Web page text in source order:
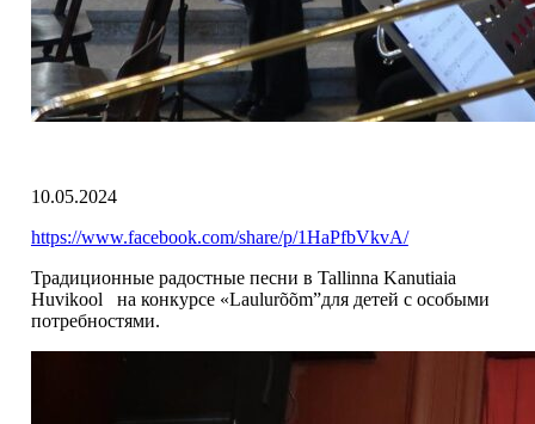
10.05.2024
https://www.facebook.com/share/p/1HaPfbVkvA/
Традиционные радостные песни в Tallinna Kanutiaia
Huvikool на конкурсе «Laulurõõm”для детей с особыми
потребностями.